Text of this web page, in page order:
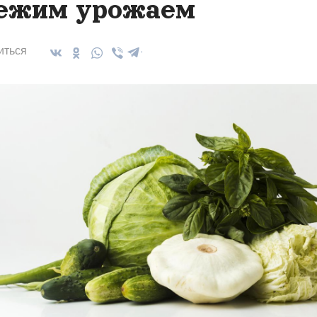
урожаем